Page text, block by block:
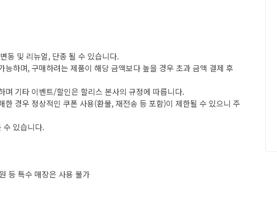
동 및 리뉴얼, 단종 될 수 있습니다.
능하며, 구매하려는 제품이 해당 금액보다 높을 경우 초과 금액 결제 후
며 기타 이벤트/할인은 할리스 본사의 규정에 따릅니다.
한 경우 정상적인 쿠폰 사용(환불, 재전송 등 포함)이 제한될 수 있으니 주
수 있습니다.
등 특수 매장은 사용 불가